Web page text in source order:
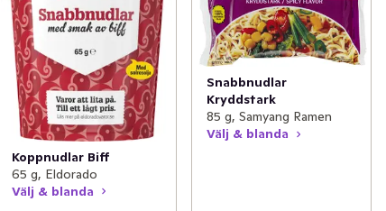
Koppnudlar Biff
65 g, Eldorado
Välj & blanda
Snabbnudlar
Kryddstark
85 g, Samyang Ramen
Välj & blanda